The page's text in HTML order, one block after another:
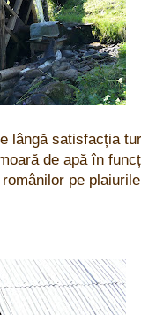
lângă satisfacția
de apă în
pe